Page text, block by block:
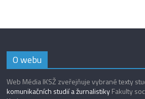
O webu
Web Média IKSŽ zveřejňuje vybrané texty
komunikačních studií a žurnalistikyFakulty